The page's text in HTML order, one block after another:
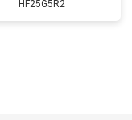
HF25G5R2